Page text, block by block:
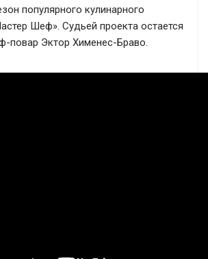
популярного кулинарного
Шеф». Судьей проекта остается
повар Эктор Хименес-Браво.